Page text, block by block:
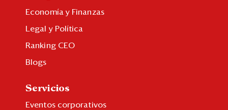
Economía y Finanzas
Legal y Política
Ranking CEO
Blogs
Servicios
Eventos corporativos